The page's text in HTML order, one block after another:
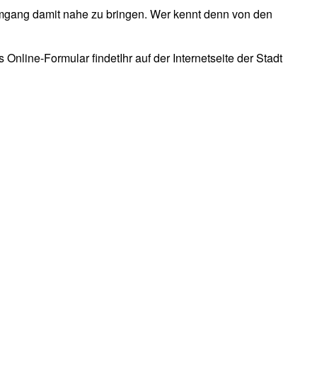
damit nahe zu bringen. Wer kennt denn von den
Formular findetIhr auf der Internetseite der Stadt